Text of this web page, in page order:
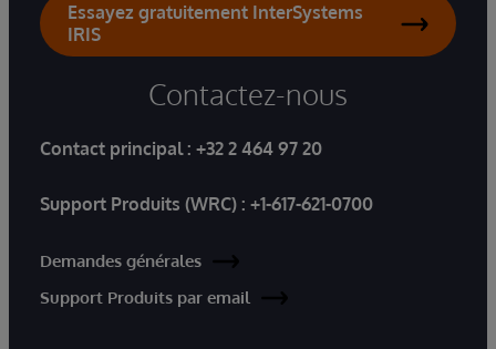
Essayez gratuitement InterSystems
IRIS
Contactez-nous
Contact principal : +32 2 464 97 20
Support Produits (WRC) : +1-617-621-0700
Demandes générales
Support Produits par email